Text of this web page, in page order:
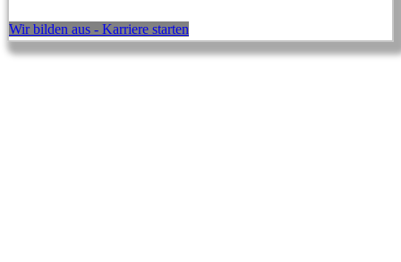
Wir bilden aus - Karriere starten